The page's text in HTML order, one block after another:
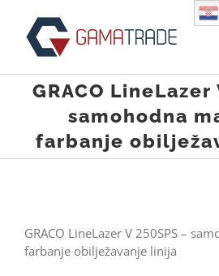
content
GRACO LineLazer
samohodna
farbanje
GRACO LineLazer V 250SPS –
farbanje obilježavanje linija